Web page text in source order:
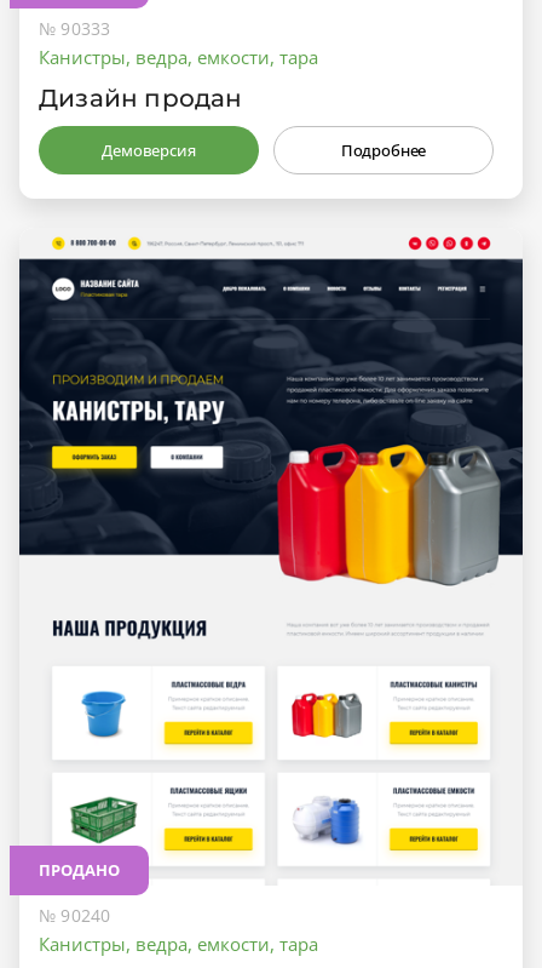
№ 90333
Канистры, ведра, емкости, тара
Дизайн продан
Демоверсия Подробнее
ПРОДАНО
№ 90240
Канистры, ведра, емкости, тара